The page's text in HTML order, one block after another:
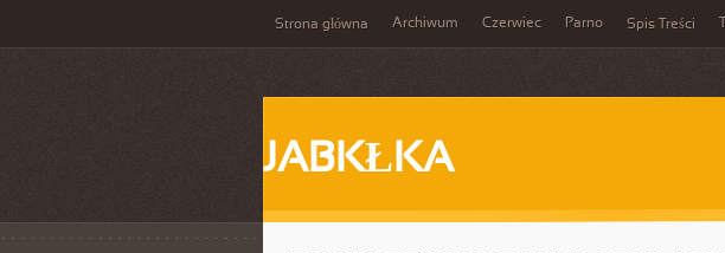
Strona główna Archiwum Czerwiec Parno Spis Treści
JABKŁKA